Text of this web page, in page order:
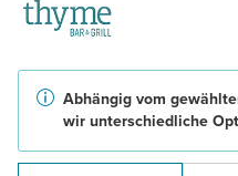
Abhängig vom
wir unterschiedliche